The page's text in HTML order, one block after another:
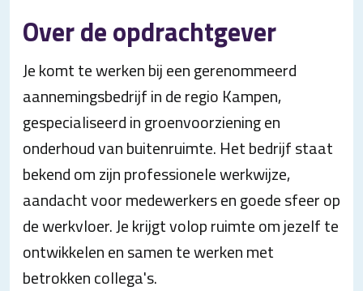
Over de opdrachtgever
Je komt te werken bij een gerenommeerd
aannemingsbedrijf in de regio Kampen,
gespecialiseerd in groenvoorziening en
onderhoud van buitenruimte. Het bedrijf staat
bekend om zijn professionele werkwijze,
aandacht voor medewerkers en goede sfeer op
de werkvloer. Je krijgt volop ruimte om jezelf te
ontwikkelen en samen te werken met
betrokken collega's.